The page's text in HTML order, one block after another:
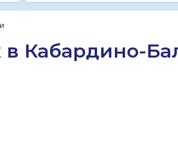
Кабардино-